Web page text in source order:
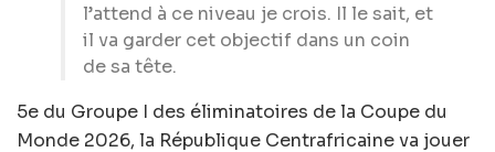
l’attend à ce niveau je crois. Il le sait, et
il va garder cet objectif dans un coin
de sa tête.
5e du Groupe I des éliminatoires de la Coupe du
Monde 2026, la République Centrafricaine va jouer